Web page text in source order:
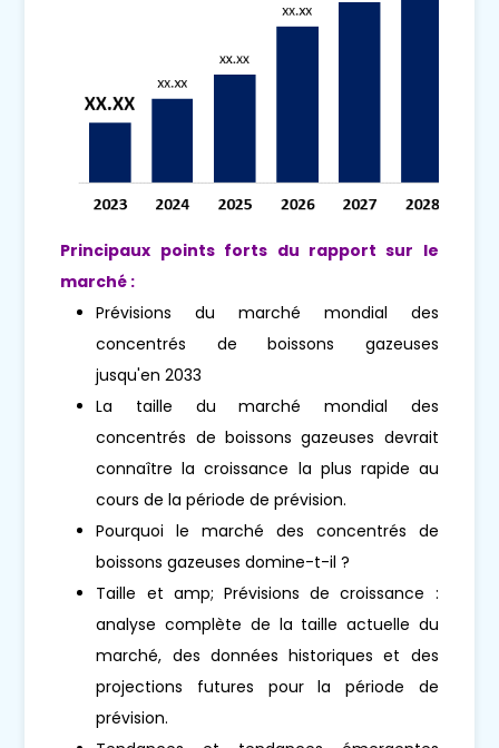
Principaux points forts du rapport sur le
marché :
Prévisions du marché mondial des
concentrés de boissons gazeuses
jusqu'en 2033
La taille du marché mondial des
concentrés de boissons gazeuses devrait
connaître la croissance la plus rapide au
cours de la période de prévision.
Pourquoi le marché des concentrés de
boissons gazeuses domine-t-il ?
Taille et amp; Prévisions de croissance :
analyse complète de la taille actuelle du
marché, des données historiques et des
projections futures pour la période de
prévision.